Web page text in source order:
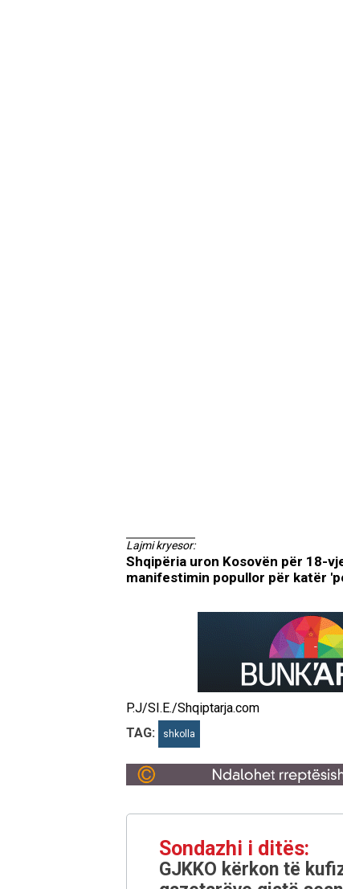
Lajmi kryesor:
Shqipëria uron Kosovën për 18-
manifestimin popullor për katër
P.J/SI.E./Shqiptarja.com
TAG:
shkolla
Sondazhi i ditës:
GJKKO kërkon të